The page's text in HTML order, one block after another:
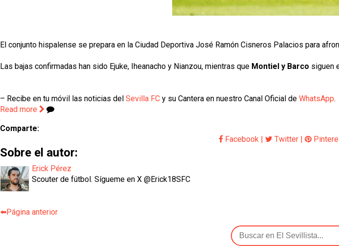
El conjunto hispalense se prepara en la Ciudad Deportiva José Ramón Cisneros Palacios para
Las bajas confirmadas han sido Ejuke, Iheanacho y Nianzou, mientras que Montiel y Barco siguen
– Recibe en tu móvil las noticias del Sevilla FC y su Cantera en nuestro Canal Oficial de WhatsApp.
Read more
Comparte:
Facebook | Twitter |
Sobre el autor:
Erick Pérez
Scouter de fútbol. Sígueme en X @Erick18SFC
⬅️Página anterior